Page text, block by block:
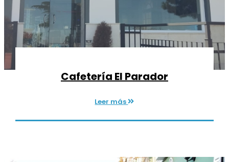
Cafetería El Parador
Leer más